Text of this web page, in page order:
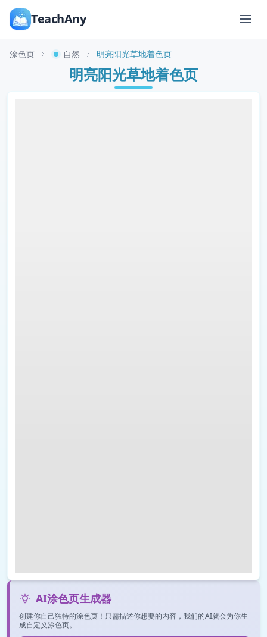
TeachAny
涂色页 自然 明亮阳光草地着色页
明亮阳光草地着色页
AI涂色页生成器
创建你自己独特的涂色页！只需描述你想要的内容，我们的AI就会为你生
成自定义涂色页。